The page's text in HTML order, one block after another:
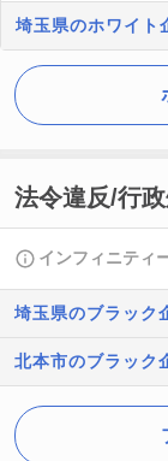
埼玉県のホワイト
法令違反/行
インフィニティ
埼玉県のブラック
北本市のブラック